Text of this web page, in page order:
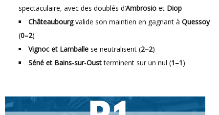
spectaculaire, avec des doublés d’Ambrosio et Diop
Châteaubourgvalide son maintien en gagnant à Quessoy
(0–2)
Vignoc et Lamballe se neutralisent (2–2)
Séné et Bains‑sur‑Oustterminent sur un nul (1–1)